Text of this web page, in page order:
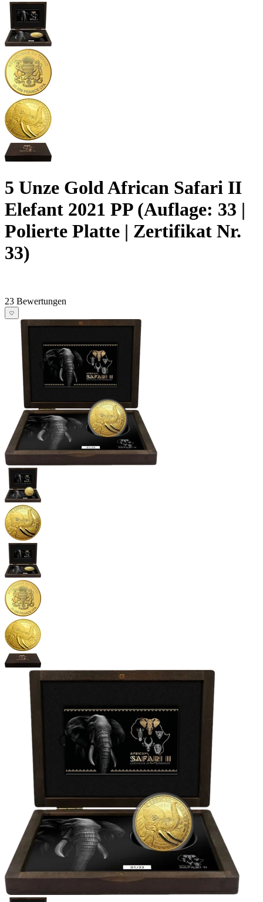
5 Unze Gold African Safari II
Elefant 2021 PP (Auflage: 33 |
Polierte Platte | Zertifikat Nr.
33)
23 Bewertungen